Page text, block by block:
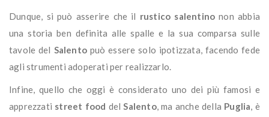
Dunque, si può asserire che il rustico salentino non abbia
una storia ben definita alle spalle e la sua comparsa sulle
tavole del Salentopuò essere solo ipotizzata, facendo fede
agli strumenti adoperati per realizzarlo.
Infine, quello che oggi è considerato uno dei più famosi e
apprezzati street food delSalento, ma anche della Puglia, è